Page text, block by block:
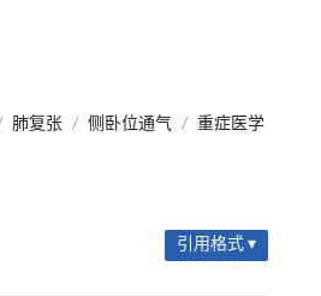
肺复张 / 侧卧位通气 / 重症医学
引用格式 ▾